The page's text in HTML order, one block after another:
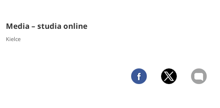
Media – studia online
Kielce